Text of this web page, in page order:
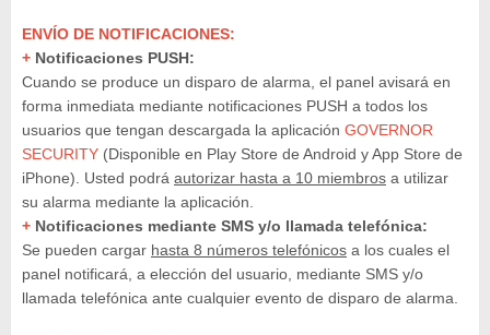
ENVÍO DE NOTIFICACIONES:
+ Notificaciones PUSH:
Cuando se produce un disparo de alarma, el panel avisará en
forma inmediata mediante notificaciones PUSH a todos los
usuarios que tengan descargada la aplicación GOVERNOR
SECURITY (Disponible en Play Store de Android y App Store de
iPhone). Usted podrá autorizar hasta a 10 miembros a utilizar
su alarma mediante la aplicación.
+ Notificaciones mediante SMS y/o llamada telefónica:
Se pueden cargar hasta 8 números telefónicos a los cuales el
panel notificará, a elección del usuario, mediante SMS y/o
llamada telefónica ante cualquier evento de disparo de alarma.